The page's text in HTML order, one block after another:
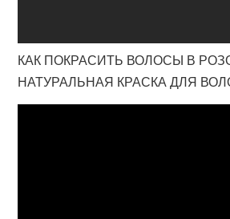
КАК ПОКРАСИТЬ ВОЛОСЫ В
НАТУРАЛЬНАЯ КРАСКА ДЛЯ